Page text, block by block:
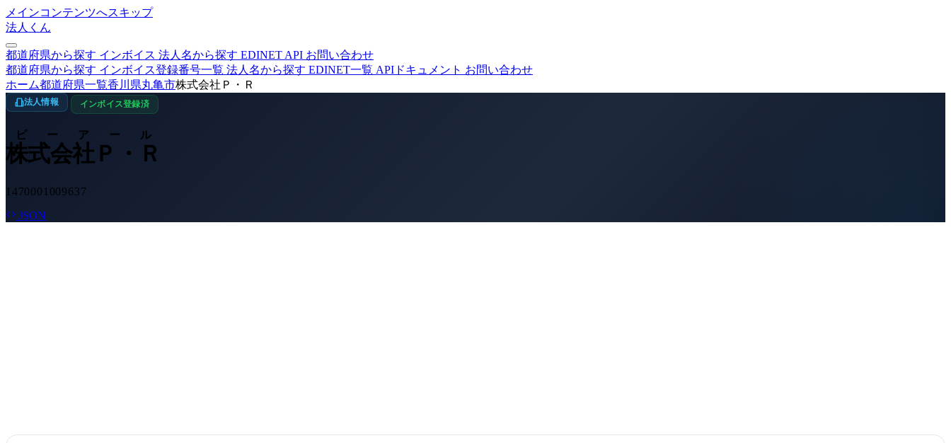
メインコンテンツへスキップ
法人くん
都道府県から探す インボイス 法人名から探す EDINET API お問い合わせ
都道府県から探す インボイス登録番号一覧 法人名から探す EDINET一覧 APIドキュメント お問い合わせ
ホーム都道府県一覧香川県丸亀市株式会社Ｐ・Ｒ
法人情報 インボイス登録済
株式会社Ｐ・Ｒ
ピーアール
1470001009637
JSON